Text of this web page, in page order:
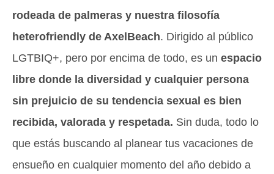
rodeada de palmeras y nuestra filosofía
heterofriendly de AxelBeach. Dirigido al público
LGTBIQ+, pero por encima de todo, es un espacio
libre donde la diversidad y cualquier persona
sin prejuicio de su tendencia sexual es bien
recibida, valorada y respetada. Sin duda, todo lo
que estás buscando al planear tus vacaciones de
ensueño en cualquier momento del año debido a